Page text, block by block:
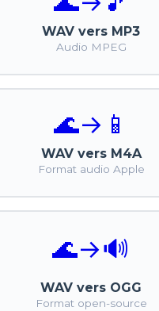
WAV vers MP3
Audio MPEG
🌊→ 📱
WAV vers M4A
Format audio Apple
🌊→🔊
WAV vers OGG
Format open-source